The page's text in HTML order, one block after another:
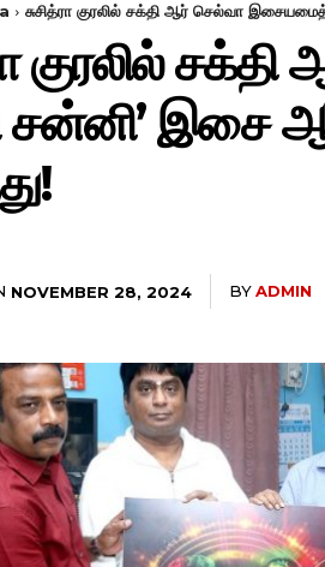
சுசித்ரா குரலில் சக்தி ஆர் செல்வா
குரலில்
இசை
NOVEMBER 28, 2024 BYADMIN